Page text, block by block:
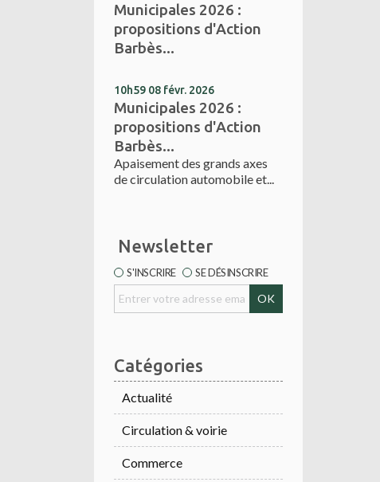
Municipales 2026 :
propositions d'Action
Barbès...
10h59 08 févr. 2026
Municipales 2026 :
propositions d'Action
Barbès...
Apaisement des grands axes
de circulation automobile et...
Newsletter
S'INSCRIRE SE DÉSINSCRIRE
Catégories
Actualité
Circulation & voirie
Commerce